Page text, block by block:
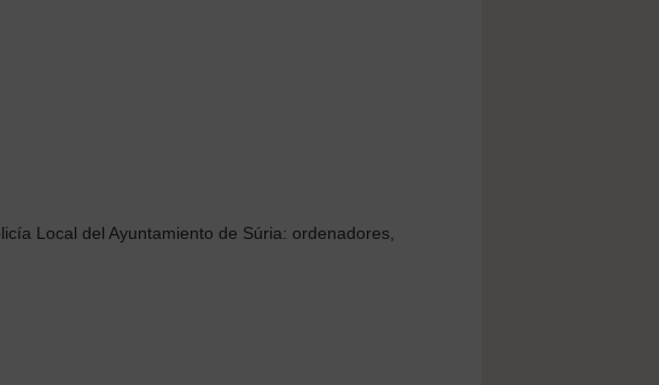
Local del Ayuntamiento de Súria: ordenadores,